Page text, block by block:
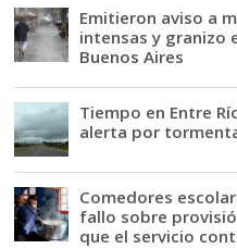
Emitieron aviso a
intensas y granizo
Buenos Aires
Tiempo en Entre
alerta por
Comedores
fallo sobre
que el servicio